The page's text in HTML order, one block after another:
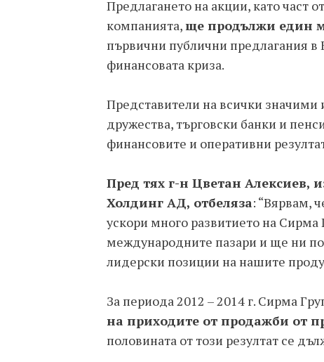
Предлагането на акции, като част
компанията,ще продължи един
първични публични предлагания в
финансовата криза.
Представители на всички
дружества, търговски банки и
финансовите и оперативни
Пред тях г-н Цветан Алексиев,
Холдинг АД, отбеляза: “Вярвам,
ускори много развитието на
международните пазари и ще ни
лидерски позиции на нашите
За периода 2012 – 2014 г. Сирма
на приходите от продажби от
половината от този резултат се